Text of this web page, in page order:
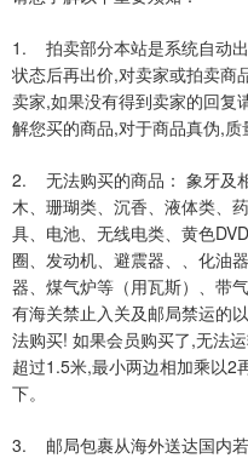
1. 拍卖部分本站是系统自动
状态后再出价,对卖家或拍卖商
卖家,如果没有得到卖家的回复
解您买的商品,对于商品真伪,质
2. 无法购买的商品：
象牙及
木、珊瑚类、沉香、液体类、
具、电池、无线电类、黄色DVD
圈、发动机、避震器、、化油
器、煤气炉等（用瓦斯）、带
有海关禁止入关及邮局禁运的
法购买! 如果会员购买了 ,无法
超过1.5米,最小两边相加乘以2
下。
3. 邮局包裹从海外送达国内